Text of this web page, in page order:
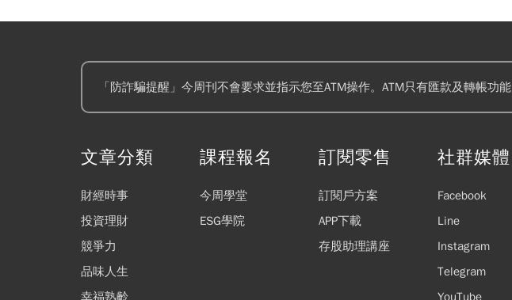
「防詐騙提醒」今周刊不會要求並指示您至ATM操作。ATM只有匯款及轉帳
文章分類
財經時事
投資理財
競爭力
品味人生
幸福熟齡
課程報名
今周學堂
ESG學院
訂閱零售
訂閱戶方案
APP下載
存股助理講座
社群媒體
Facebook
Line
Instagram
Telegram
YouTube